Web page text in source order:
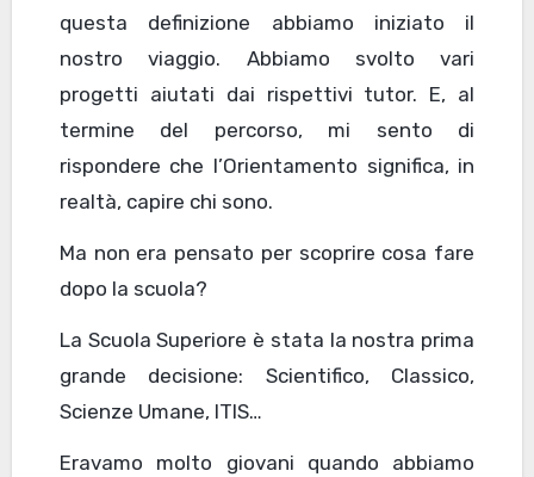
questa definizione abbiamo iniziato il
nostro viaggio. Abbiamo svolto vari
progetti aiutati dai rispettivi tutor. E, al
termine del percorso, mi sento di
rispondere che l’Orientamento significa, in
realtà, capire chi sono.
Ma non era pensato per scoprire cosa fare
dopo la scuola?
La Scuola Superiore è stata la nostra prima
grande decisione: Scientifico, Classico,
Scienze Umane, ITIS…
Eravamo molto giovani quando abbiamo